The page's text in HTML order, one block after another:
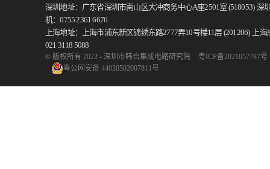
深圳地址：广东省深圳市南山区大冲商务中心A座2501室 (518053) 深
机：0755 2361 6676
上海地址：上海市浦东新区锦绣东路2777弄10号楼11层 (201206)
上
021 3118 5088
© 版权所有 2022 - 深圳市韩合集成电路研究院
粤ICP备2021057787号
粤公网安备 44030502007811号